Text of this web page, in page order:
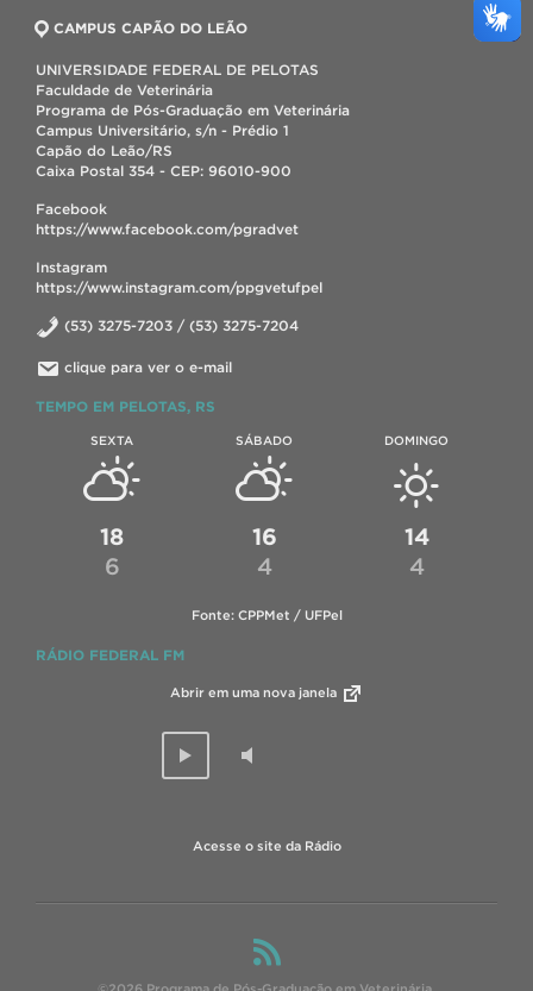
CAMPUS CAPÃO DO LEÃO
UNIVERSIDADE FEDERAL DE PELOTAS
Faculdade de Veterinária
Programa de Pós-Graduação em Veterinária
Campus Universitário, s/n - Prédio 1
Capão do Leão/RS
Caixa Postal 354 - CEP: 96010-900
Facebook
https://www.facebook.com/pgradvet
Instagram
https://www.instagram.com/ppgvetufpel
(53) 3275-7203 / (53) 3275-7204
clique para ver o e-mail
TEMPO EM PELOTAS, RS
SEXTA
18
6
SÁBADO
16
4
DOMINGO
14
4
Fonte: CPPMet / UFPel
RÁDIO FEDERAL FM
Abrir em uma nova janela
Acesse o site da Rádio